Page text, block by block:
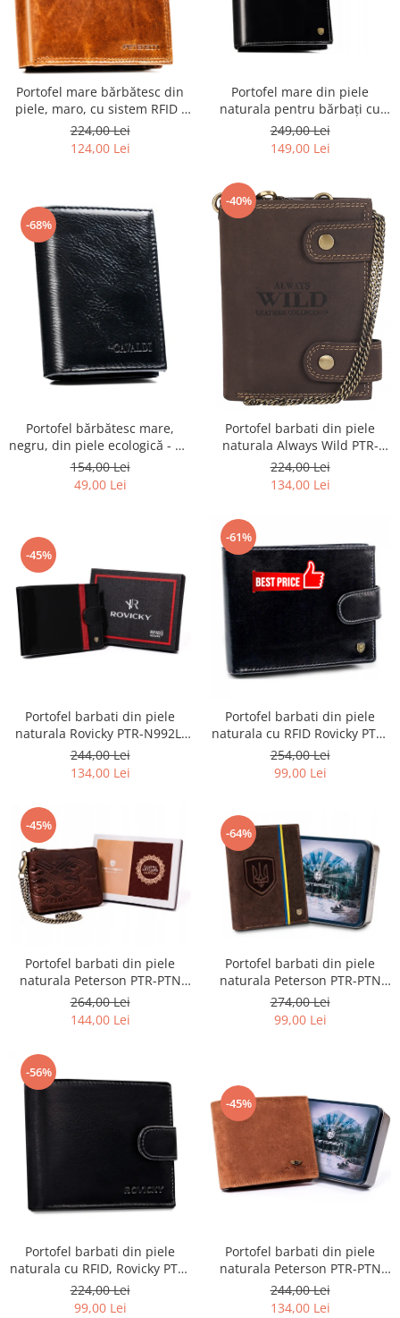
Portofel mare bărbătesc din
piele, maro, cu sistem RFID -
Peterson PTR-PTN N992-LWC-
0734 CO
224,00 Lei
124,00 Lei
Portofel mare din piele
naturala pentru bărbați cu
sistem RFID - Rovicky
249,00 Lei
149,00 Lei
-68%
Portofel bărbătesc mare,
negru, din piele ecologică - 4U
Cavaldi
154,00 Lei
49,00 Lei
-40%
Portofel barbati din piele
naturala Always Wild PTR-
2901-BIC
224,00 Lei
134,00 Lei
-45%
Portofel barbati din piele
naturala Rovicky PTR-N992L-
RVTP-3005
244,00 Lei
134,00 Lei
-61%
Portofel barbati din piele
naturala cu RFID Rovicky PTR-
N992L-RVT
254,00 Lei
99,00 Lei
-45%
Portofel barbati din piele
naturala Peterson PTR-PTN
N992C-02-HWM-132
264,00 Lei
144,00 Lei
-64%
Portofel barbati din piele
naturala Peterson PTR-PTN
317-P-UP UA-HUNT
274,00 Lei
99,00 Lei
-56%
Portofel barbati din piele
naturala cu RFID, Rovicky PTR-
R-RM-11L-GCL
224,00 Lei
99,00 Lei
-45%
Portofel barbati din piele
naturala Peterson PTR-PTN
N992-CHM-M-8565
244,00 Lei
134,00 Lei